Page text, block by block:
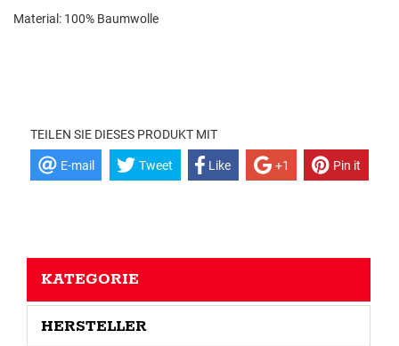
Material: 100% Baumwolle
TEILEN SIE DIESES PRODUKT MIT
E-mail Tweet Like +1 Pin it
KATEGORIE
HERSTELLER